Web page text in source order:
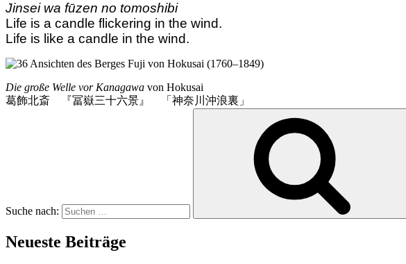
Jinsei wa fūzen no tomoshibi
Life is a candle flickering in the wind.
Life is like a candle in the wind.
Die große Welle vor Kanagawa von Hokusai
葛飾北斎 『冨嶽三十六景』 「神奈川沖浪裏」
Suche nach:
Neueste Beiträge